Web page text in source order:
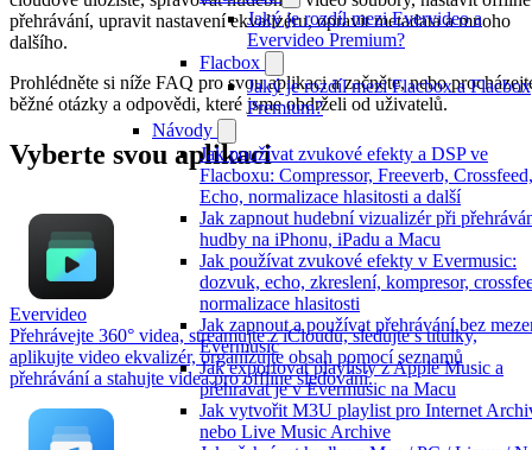
Jaký je rozdíl mezi Evervideo a
Evervideo Premium?
Flacbox
Jaký je rozdíl mezi Flacbox a Flacbox
Premium?
Návody
Jak používat zvukové efekty a DSP ve
Flacboxu: Compressor, Freeverb, Crossfeed,
Echo, normalizace hlasitosti a další
Jak zapnout hudební vizualizér při
hudby na iPhonu, iPadu a Macu
Jak používat zvukové efekty v Evermusic:
dozvuk, echo, zkreslení, kompresor,
normalizace hlasitosti
Jak zapnout a používat přehrávání bez
Evermusic
Jak exportovat playlisty z Apple Music a
přehrávat je v Evermusic na Macu
Jak vytvořit M3U playlist pro Internet
nebo Live Music Archive
přehrávání, upravit nastavení ekvalizéru, opravit metadata a mnoho
dalšího.
Prohlédněte si níže FAQ pro svou aplikaci a začněte, nebo
běžné otázky a odpovědi, které jsme obdrželi od uživatelů.
Vyberte svou aplikaci
Evervideo
Přehrávejte 360° videa, streamujte z iCloudu, sledujte s titulky,
aplikujte video ekvalizér, organizujte obsah pomocí seznamů
přehrávání a stahujte videa pro offline sledování.